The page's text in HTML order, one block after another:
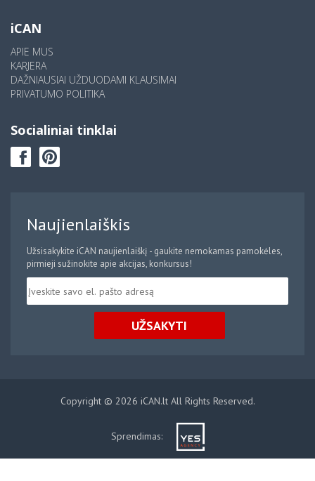
iCAN
APIE MUS
KARJERA
DAŽNIAUSIAI UŽDUODAMI KLAUSIMAI
PRIVATUMO POLITIKA
Socialiniai tinklai
Naujienlaiškis
Užsisakykite iCAN naujienlaiškį - gaukite nemokamas pamokėles,
pirmieji sužinokite apie akcijas, konkursus!
UŽSAKYTI
Copyright © 2026 iCAN.lt All Rights Reserved.
Sprendimas: